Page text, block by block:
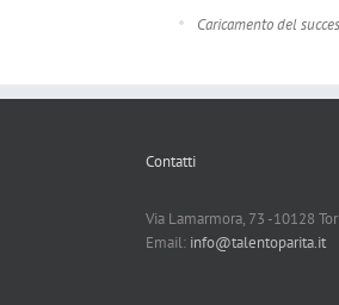
Caricamento del
Contatti
Via Lamarmora, 73 -10128
Email: info@talentoparita.it